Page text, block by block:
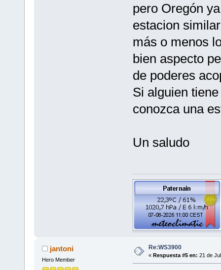
pero Oregón
estacion
más o menos
bien aspecto
de poderes
Si alguien
conozca una
Un saludo
jantoni
Hero Member
Re:WS3900
« Respuesta #5 en: 21 de